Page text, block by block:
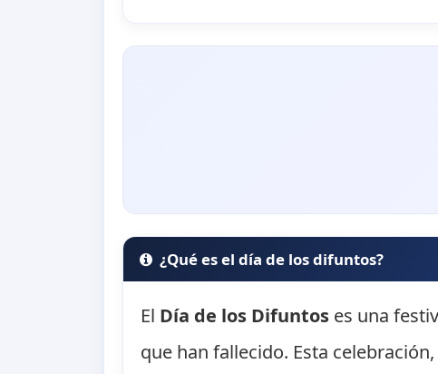
¿Qué es el día de los difuntos?
El Día de los Difuntos es una
que han fallecido. Esta